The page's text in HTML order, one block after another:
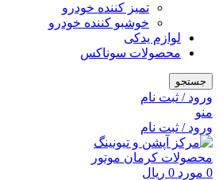
تمیز کننده خودرو
خوشبو کننده خودرو
لوازم یدکی
محصولات سوناکس
جستجو
ورود / ثبت نام
منو
ورود / ثبت نام
0 مورد 0 ریال